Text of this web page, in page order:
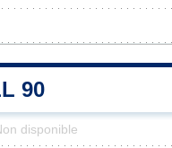
90
disponible